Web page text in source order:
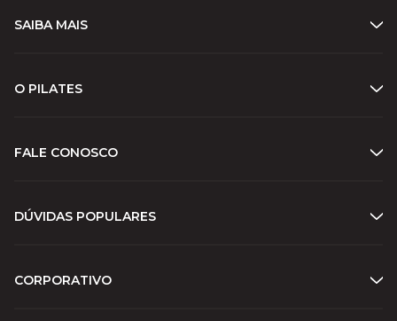
SAIBA MAIS
O PILATES
FALE CONOSCO
DÚVIDAS POPULARES
CORPORATIVO